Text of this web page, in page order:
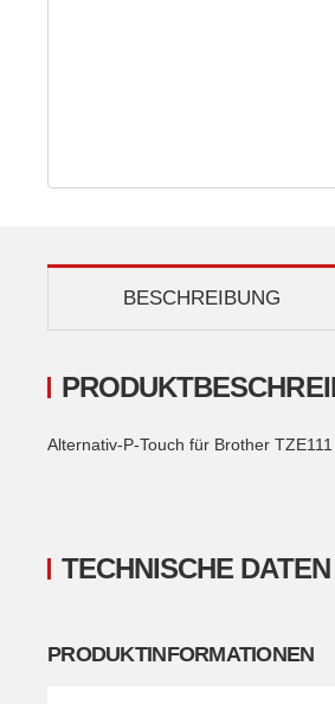
BESCHREIBUNG
TECHNISCHE DATEN
PRODUKTINFORMATIONEN
Alternativ-P-Touch für Brother